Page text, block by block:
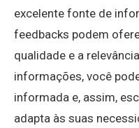
excelente fonte de
feedbacks podem
qualidade e a
informações, você
informada e, assim,
adapta às suas